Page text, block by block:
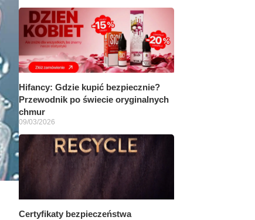
Hifancy: Gdzie kupić bezpiecznie?
Przewodnik po świecie oryginalnych
chmur
09/03/2026
Certyfikaty bezpieczeństwa